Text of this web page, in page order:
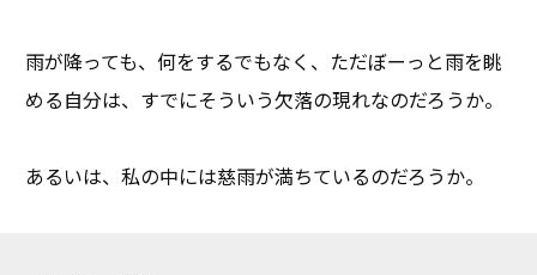
雨が降っても、何をするでもなく、ただぼーっと雨を眺
める自分は、すでにそういう欠落の現れなのだろうか。
あるいは、私の中には慈雨が満ちているのだろうか。